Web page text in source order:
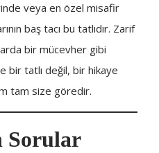
veya en özel misafir
baş tacı bu tatlıdır. Zarif
bir mücevher gibi
bir tatlı değil, bir hikaye
tam size göredir.
Sorular